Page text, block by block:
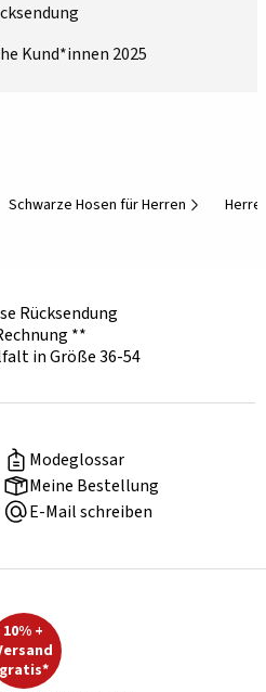
Kund*innen 2025
Schwarze Hosen für Herren
Rücksendung
**
in Größe 36-54
Modeglossar
Meine Bestellung
E-Mail schreiben
10% +
gratis*